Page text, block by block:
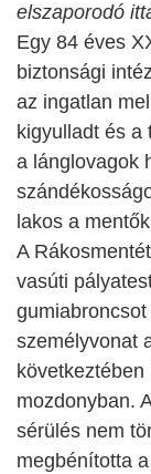
elszaporodó
Egy 84 éves
biztonsági
az ingatlan
kigyulladt és a
a lánglovagok
lakos a
A
vasúti
személyvonat
mozdonyban.
sérülés nem
megbénította